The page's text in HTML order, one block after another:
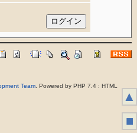
Team. Powered by PHP 7.4 : HTML
▲
■